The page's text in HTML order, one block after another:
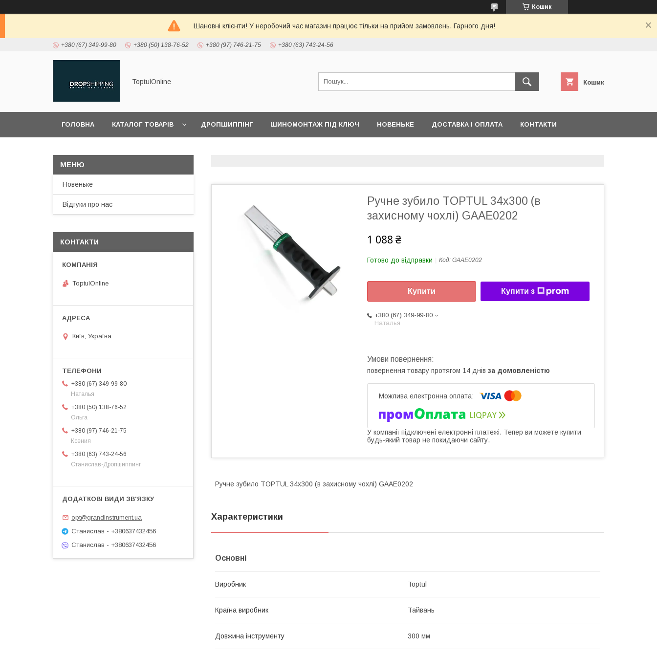
Кошик
Шановні клієнти! У неробочий час магазин працює тільки на прийом замовлень. Гарного дня!
+380 (67) 349-99-80 +380 (50) 138-76-52 +380 (97) 746-21-75 +380 (63) 743-24-56
ToptulOnline Кошик
ГОЛОВНА КАТАЛОГ ТОВАРІВ ДРОПШИППІНГ ШИНОМОНТАЖ ПІД КЛЮЧ НОВЕНЬКЕ ДОСТАВКА І ОПЛАТА КОНТАКТИ
Ручне зубило TOPTUL 34х300 (в
захисному чохлі) GAAE0202
1 088 ₴
Готово до відправки Код: GAAE0202
Купити Купити з
+380 (67) 349-99-80
Наталья
повернення товару протягом 14 днів за домовленістю
У компанії підключені електронні платежі. Тепер ви можете купити
будь-який товар не покидаючи сайту.
Ручне зубило TOPTUL 34х300 (в захисному чохлі) GAAE0202
Характеристики
Основні
Виробник Toptul
Країна виробник Тайвань
Довжина інструменту 300 мм
Новеньке
Відгуки про нас
КОНТАКТИ
ToptulOnline
Київ, Україна
+380 (67) 349-99-80
Наталья
+380 (50) 138-76-52
Ольга
+380 (97) 746-21-75
Ксения
+380 (63) 743-24-56
Станислав-Дропшиппинг
opt@grandinstrument.ua
Станислав - +380637432456
Станислав - +380637432456